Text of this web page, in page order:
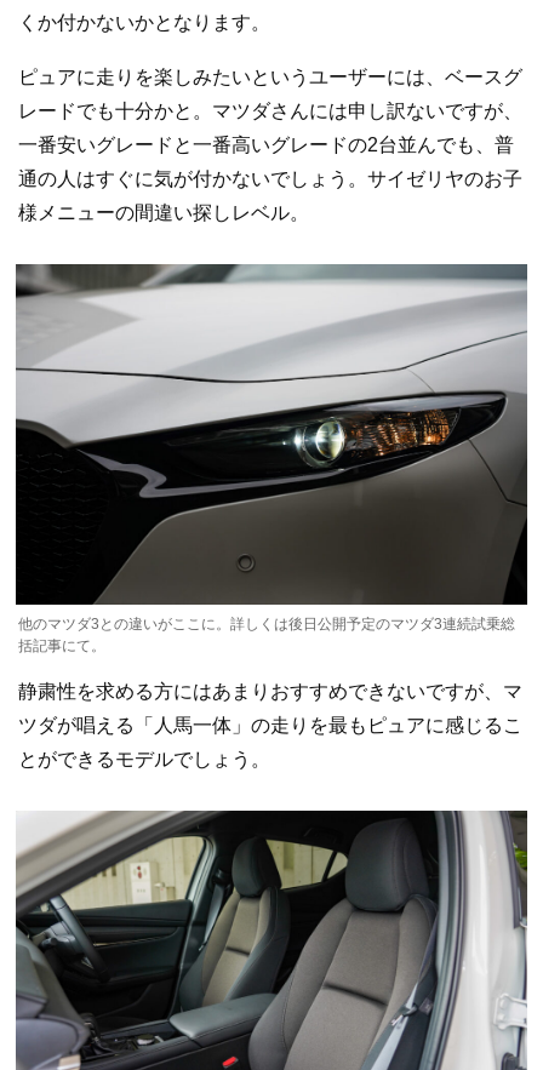
くか付かないかとなります。
ピュアに走りを楽しみたいというユーザーには、ベースグ
レードでも十分かと。マツダさんには申し訳ないですが、
一番安いグレードと一番高いグレードの2台並んでも、普
通の人はすぐに気が付かないでしょう。サイゼリヤのお子
様メニューの間違い探しレベル。
他のマツダ3との違いがここに。詳しくは後日公開予定のマツダ3連続試乗総
括記事にて。
静粛性を求める方にはあまりおすすめできないですが、マ
ツダが唱える「人馬一体」の走りを最もピュアに感じるこ
とができるモデルでしょう。